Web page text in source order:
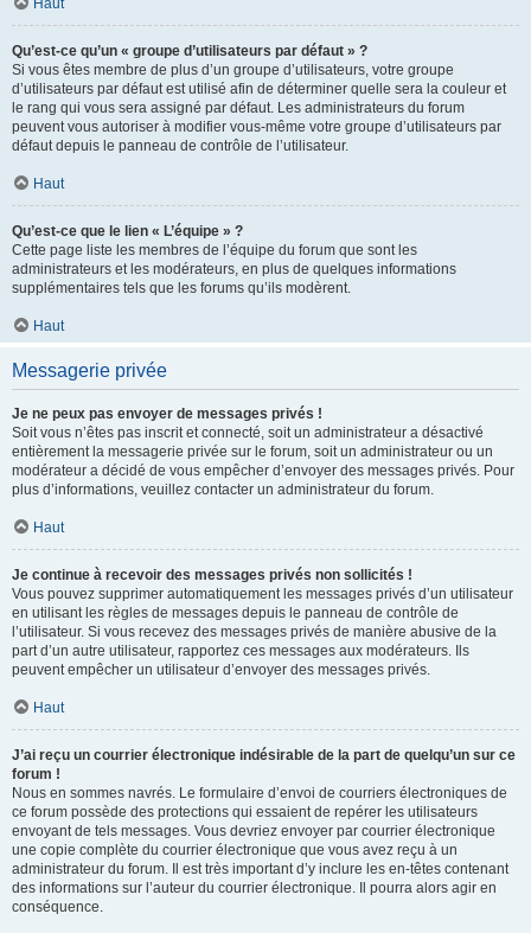
Haut
Qu’est-ce qu’un « groupe d’utilisateurs par défaut » ?
Si vous êtes membre de plus d’un groupe d’utilisateurs, votre groupe
d’utilisateurs par défaut est utilisé afin de déterminer quelle sera la couleur et
le rang qui vous sera assigné par défaut. Les administrateurs du forum
peuvent vous autoriser à modifier vous-même votre groupe d’utilisateurs par
défaut depuis le panneau de contrôle de l’utilisateur.
Haut
Qu’est-ce que le lien « L’équipe » ?
Cette page liste les membres de l’équipe du forum que sont les
administrateurs et les modérateurs, en plus de quelques informations
supplémentaires tels que les forums qu’ils modèrent.
Haut
Messagerie privée
Je ne peux pas envoyer de messages privés !
Soit vous n’êtes pas inscrit et connecté, soit un administrateur a désactivé
entièrement la messagerie privée sur le forum, soit un administrateur ou un
modérateur a décidé de vous empêcher d’envoyer des messages privés. Pour
plus d’informations, veuillez contacter un administrateur du forum.
Haut
Je continue à recevoir des messages privés non sollicités !
Vous pouvez supprimer automatiquement les messages privés d’un utilisateur
en utilisant les règles de messages depuis le panneau de contrôle de
l’utilisateur. Si vous recevez des messages privés de manière abusive de la
part d’un autre utilisateur, rapportez ces messages aux modérateurs. Ils
peuvent empêcher un utilisateur d’envoyer des messages privés.
Haut
J’ai reçu un courrier électronique indésirable de la part de quelqu’un sur ce
forum !
Nous en sommes navrés. Le formulaire d’envoi de courriers électroniques de
ce forum possède des protections qui essaient de repérer les utilisateurs
envoyant de tels messages. Vous devriez envoyer par courrier électronique
une copie complète du courrier électronique que vous avez reçu à un
administrateur du forum. Il est très important d’y inclure les en-têtes contenant
des informations sur l’auteur du courrier électronique. Il pourra alors agir en
conséquence.